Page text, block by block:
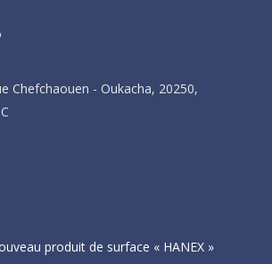
Chefchaouen - Oukacha, 20250,
produit de surface « HANEX »